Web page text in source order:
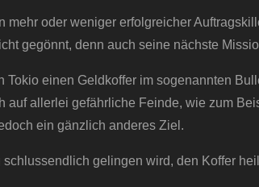
mehr oder weniger erfolgreicher
gegönnt, denn auch seine nächste
Tokio einen Geldkoffer im sogenannten
auf allerlei gefährliche Feinde, wie zum
ein gänzlich anderes Ziel.
schlussendlich gelingen wird, den Koffer